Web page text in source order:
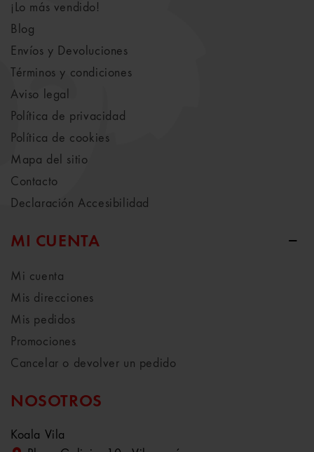
¡Lo más vendido!
Blog
Envíos y Devoluciones
Términos y condiciones
Aviso legal
Política de privacidad
Política de cookies
Mapa del sitio
Contacto
Declaración Accesibilidad
MI CUENTA
Mi cuenta
Mis direcciones
Mis pedidos
Promociones
Cancelar o devolver un pedido
NOSOTROS
Koala Vila